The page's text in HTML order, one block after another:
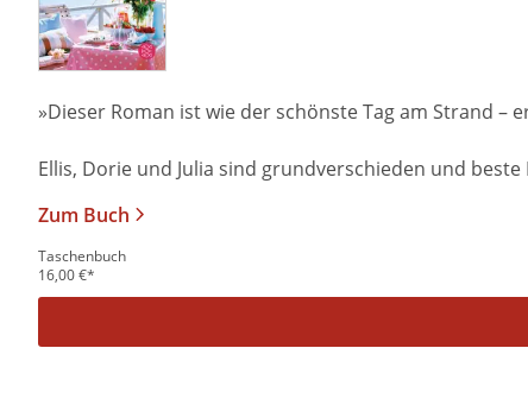
»Dieser Roman ist wie der schönste Tag am Strand –
Ellis, Dorie und Julia sind grundverschieden und
Zum Buch
Taschenbuch
16,00€*